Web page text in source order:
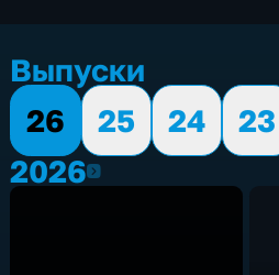
Выпуски
26
25 24 23
20262026